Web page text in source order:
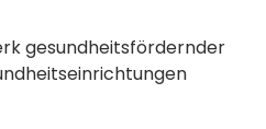
gesundheitsfördernder